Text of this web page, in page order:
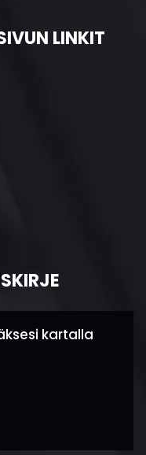
LINKIT
kartalla